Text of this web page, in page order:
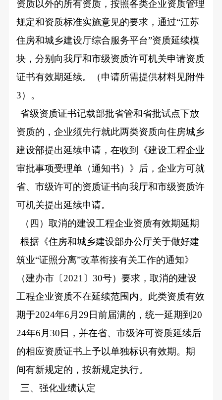
资质以外的所有资质，按照各类企业资质管理
规定和资质标准实施意见的要求，通过“江苏
住房和城乡建设厅综合服务平台”资质延续模
块，分别向我厅和市级资质许可机关申请资质
证书有效期延续。（申请所需提供材料见附件
3）。
省级资质证书记载部批省管和省批试点下放
资质的，企业须先行就此两类资质向住房城乡
建设部提出延续申请，在收到《建设工程企业
审批事项受理单（通知书）》后，企业方可就
省、市级许可的资质证书向我厅和市级资质许
可机关提出延续申请。
（四）取消的建设工程企业资质有效期延期
根据《住房和城乡建设部办公厅关于做好建
筑业“证照分离”改革衔接有关工作的通知》
（建办市〔2021〕30号）要求，取消的建设
工程企业资质不在延续范围内。此类资质有效
期于2024年6月29日前届满的，统一延期到20
24年6月30日，并在省、市级许可资质延续后
的相应资质证书上予以单独标识有效期。期
间有新规定的，按新规定执行。
三、强化业绩认定